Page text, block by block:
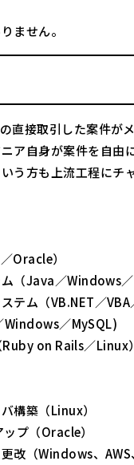
ません。
直接取引した案件が
ア自身が案件を自由
う方も上流工程にチ
Oracle）
（Java／Windows／
テム（VB.NET／VBA
Windows／MySQL)
on Rails／Linux）
構築（Linux）
プ（Oracle）
改（Windows、AWS